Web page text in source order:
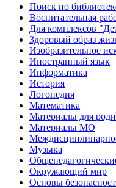
Поиск по
Воспитательная
Для комплексов
Здоровый образ
Изобразительное
Иностранный язык
Информатика
История
Логопедия
Математика
Материалы для
Материалы МО
Музыка
Окружающий мир
Основы